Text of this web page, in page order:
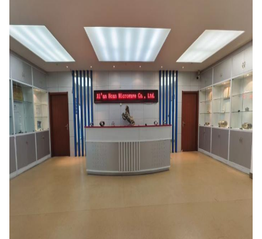
Hoan
3:25 PM
Good day, what product are you looking for?